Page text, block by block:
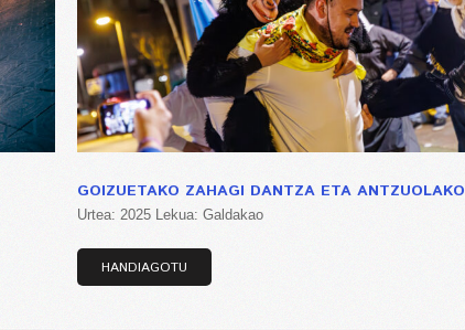
GOIZUETAKO ZAHAGI DANTZA ETA ANTZUOLAKO
Urtea: 2025 Lekua: Galdakao
HANDIAGOTU